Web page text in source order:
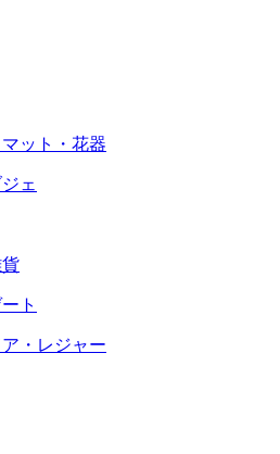
ット・花器
ェ
ト
・レジャー